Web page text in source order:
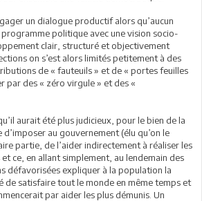
un dialogue productif alors qu’aucun
politique avec une vision socio-
clair, structuré et objectivement
on s’est alors limités petitement à des
de « fauteuils » et de « portes feuilles
par des « zéro virgule » et des «
aurait été plus judicieux, pour le bien de la
au gouvernement (élu qu’on le
partie, de l’aider indirectement à réaliser les
ce, en allant simplement, au lendemain des
défavorisées expliquer à la population la
de satisfaire tout le monde en même temps et
par aider les plus démunis. Un